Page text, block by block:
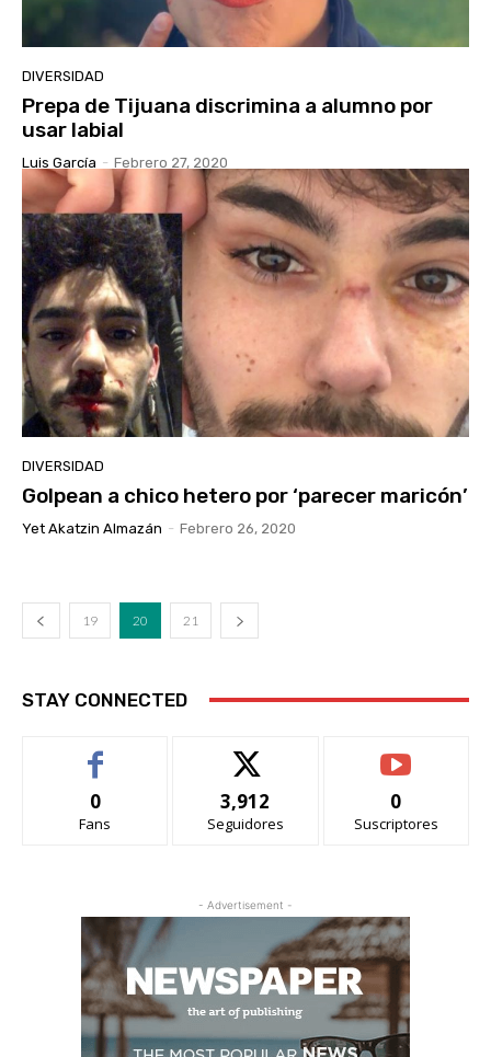
DIVERSIDAD
Prepa de Tijuana discrimina a alumno por
usar labial
Luis García - Febrero 27, 2020
DIVERSIDAD
Golpean a chico hetero por ‘parecer maricón’
Yet Akatzin Almazán - Febrero 26, 2020
19 20 21
STAY CONNECTED
0
Fans
3,912
Seguidores
0
Suscriptores
- Advertisement -